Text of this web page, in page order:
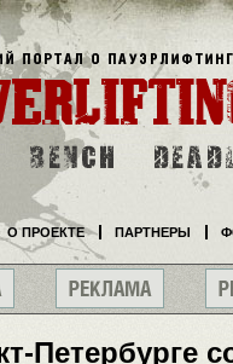
Петербурге
О ПРОЕКТЕ ПАРТНЕРЫ